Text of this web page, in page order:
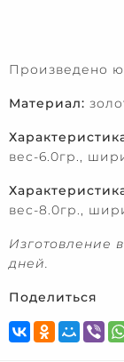
Произведено
Материал:
вес-6.0гр.,
вес-8.0гр.,
Изготовление
дней.
Поделиться